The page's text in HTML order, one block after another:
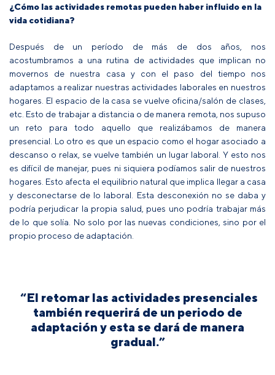
¿Cómo las actividades remotas pueden haber influido en la
vida cotidiana?
Después de un período de más de dos años, nos
acostumbramos a una rutina de actividades que implican no
movernos de nuestra casa y con el paso del tiempo nos
adaptamos a realizar nuestras actividades laborales en nuestros
hogares. El espacio de la casa se vuelve oficina/salón de clases,
etc. Esto de trabajar a distancia o de manera remota, nos supuso
un reto para todo aquello que realizábamos de manera
presencial. Lo otro es que un espacio como el hogar asociado a
descanso o relax, se vuelve también un lugar laboral. Y esto nos
es difícil de manejar, pues ni siquiera podíamos salir de nuestros
hogares. Esto afecta el equilibrio natural que implica llegar a casa
y desconectarse de lo laboral. Esta desconexión no se daba y
podría perjudicar la propia salud, pues uno podría trabajar más
de lo que solía. No solo por las nuevas condiciones, sino por el
propio proceso de adaptación.
“El retomar las actividades presenciales
también requerirá de un periodo de
adaptación y esta se dará de manera
gradual.”